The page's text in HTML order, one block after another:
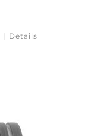
| Details